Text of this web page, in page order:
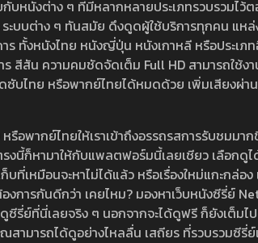
บหนังต่าง ๆ ที่มีหลากหลายประเภทรวบรวม
ะบบต่าง ๆ ทันสมัย ดึงดูดผู้ใช้บริการทุกคน แ
ทั้งหนังไทย หนังญี่ปุ่น หนังเกาหลี หรือประเ
สีสัน ความคมชัดจัดเต็ม Full HD สามารถใช้
บไทย หรือพากย์ไทยได้หมดด้วย เพิ่มเสียงผ่
พากย์ไทยให้เราเข้าถึงอรรถรสการรับชมม
ก็หามาให้กับแพลตฟอร์มนี้เลยเชียว เลือกดูไ
บที่เหมือนจะหาไม่ได้แล้ว หรือเรื่องใหม่แกะก
การกันดีกว่า เคยไหม? มองหาเว็บหนังซีรี่ย์
รี่ย์ที่นี่เลยจริง ๆ นอกจากจะได้ดูฟรี ก็ยังเต็
มารถได้ดูอย่างไหลลื่น เสถียร ที่รวบรวมซีรี่ย์